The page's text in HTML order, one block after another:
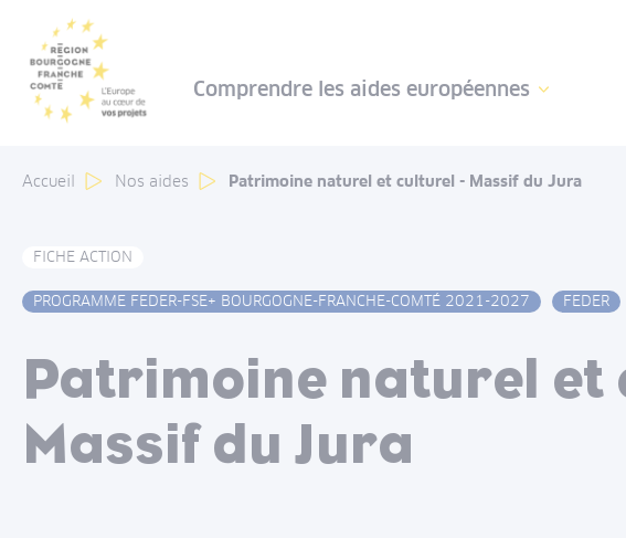
Comprendre les aides européennes
Accueil Nos aides Patrimoine naturel et culturel - Massif du Jura
FICHE ACTION
PROGRAMME FEDER-FSE+ BOURGOGNE-FRANCHE-COMTÉ 2021-2027 FEDER
Patrimoine naturel et
Massif du Jura